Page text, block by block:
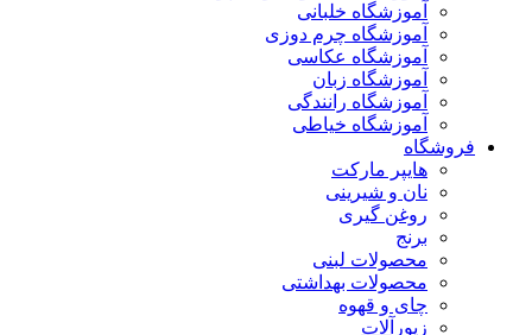
آموزشگاه خلبانی
آموزشگاه چرم دوزی
آموزشگاه عکاسی
آموزشگاه زبان
آموزشگاه رانندگی
آموزشگاه خیاطی
فروشگاه
هایپر مارکت
نان و شیرینی
روغن گیری
برنج
محصولات لبنی
محصولات بهداشتی
چای و قهوه
زیورآلات